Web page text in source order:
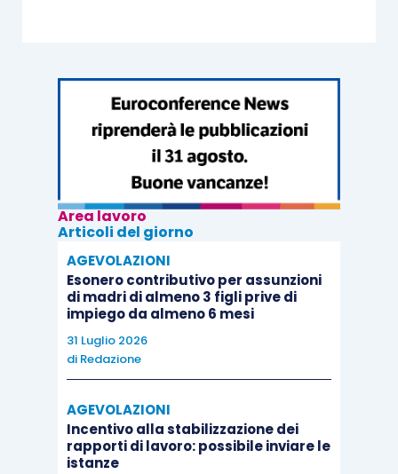
Area lavoro
Articoli del giorno
AGEVOLAZIONI
Esonero contributivo per assunzioni
di madri di almeno 3 figli prive di
impiego da almeno 6 mesi
31 Luglio 2026
di Redazione
AGEVOLAZIONI
Incentivo alla stabilizzazione dei
rapporti di lavoro: possibile inviare le
istanze